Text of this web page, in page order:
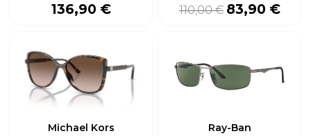
136,90 € 110,00 € 83,90 €
Michael Kors Ray-Ban